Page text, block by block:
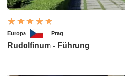
Europa Prag
Rudolfinum - Führung